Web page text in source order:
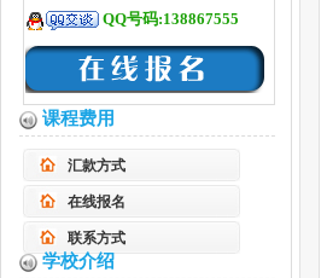
QQ号码:138867555
课程费用
汇款方式
在线报名
联系方式
学校介绍